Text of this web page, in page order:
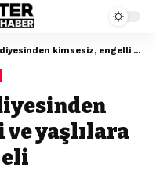
kimsesiz, engelli ve yaşlılara şefkat eli
yaşlılara